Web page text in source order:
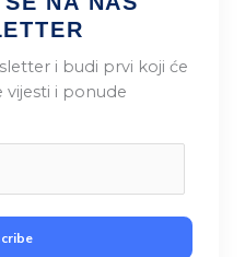
i budi prvi koji će
vijesti i ponude